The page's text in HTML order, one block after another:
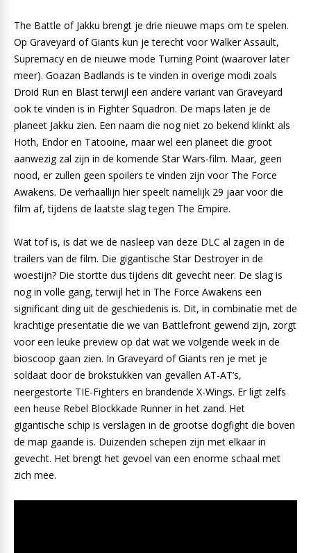
The Battle of Jakku brengt je drie nieuwe maps om te spelen.
Op Graveyard of Giants kun je terecht voor Walker Assault,
Supremacy en de nieuwe mode Turning Point (waarover later
meer). Goazan Badlands is te vinden in overige modi zoals
Droid Run en Blast terwijl een andere variant van Graveyard
ook te vinden is in Fighter Squadron. De maps laten je de
planeet Jakku zien. Een naam die nog niet zo bekend klinkt als
Hoth, Endor en Tatooine, maar wel een planeet die groot
aanwezig zal zijn in de komende Star Wars-film. Maar, geen
nood, er zullen geen spoilers te vinden zijn voor The Force
Awakens. De verhaallijn hier speelt namelijk 29 jaar voor die
film af, tijdens de laatste slag tegen The Empire.
Wat tof is, is dat we de nasleep van deze DLC al zagen in de
trailers van de film. Die gigantische Star Destroyer in de
woestijn? Die stortte dus tijdens dit gevecht neer. De slag is
nog in volle gang, terwijl het in The Force Awakens een
significant ding uit de geschiedenis is. Dit, in combinatie met de
krachtige presentatie die we van Battlefront gewend zijn, zorgt
voor een leuke preview op dat wat we volgende week in de
bioscoop gaan zien. In Graveyard of Giants ren je met je
soldaat door de brokstukken van gevallen AT-AT’s,
neergestorte TIE-Fighters en brandende X-Wings. Er ligt zelfs
een heuse Rebel Blockkade Runner in het zand. Het
gigantische schip is verslagen in de grootse dogfight die boven
de map gaande is. Duizenden schepen zijn met elkaar in
gevecht. Het brengt het gevoel van een enorme schaal met
zich mee.